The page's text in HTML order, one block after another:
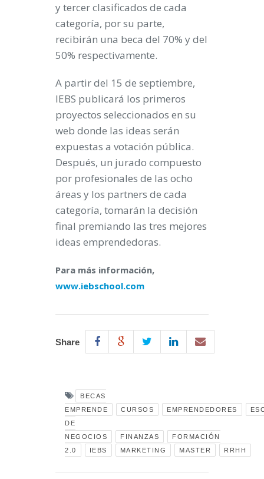
y tercer clasificados de cada
categoría, por su parte,
recibirán una beca del 70% y del
50% respectivamente.
A partir del 15 de septiembre,
IEBS publicará los primeros
proyectos seleccionados en su
web donde las ideas serán
expuestas a votación pública.
Después, un jurado compuesto
por profesionales de las ocho
áreas y los partners de cada
categoría, tomarán la decisión
final premiando las tres mejores
ideas emprendedoras.
Para más información,
www.iebschool.com
Share
BECAS
EMPRENDE
CURSOS EMPRENDEDORES
DE
NEGOCIOS
FINANZAS
FORMACIÓN
2.0
IEBS MARKETING MASTER RRHH